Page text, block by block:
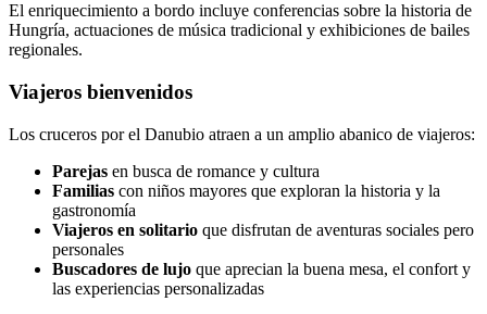
El enriquecimiento a bordo incluye conferencias sobre la historia de
Hungría, actuaciones de música tradicional y exhibiciones de bailes
regionales.
Viajeros bienvenidos
Los cruceros por el Danubio atraen a un amplio abanico de viajeros:
Parejas en busca de romance y cultura
Familias con niños mayores que exploran la historia y la
gastronomía
Viajeros en solitario que disfrutan de aventuras sociales pero
personales
Buscadores de lujo que aprecian la buena mesa, el confort y
las experiencias personalizadas